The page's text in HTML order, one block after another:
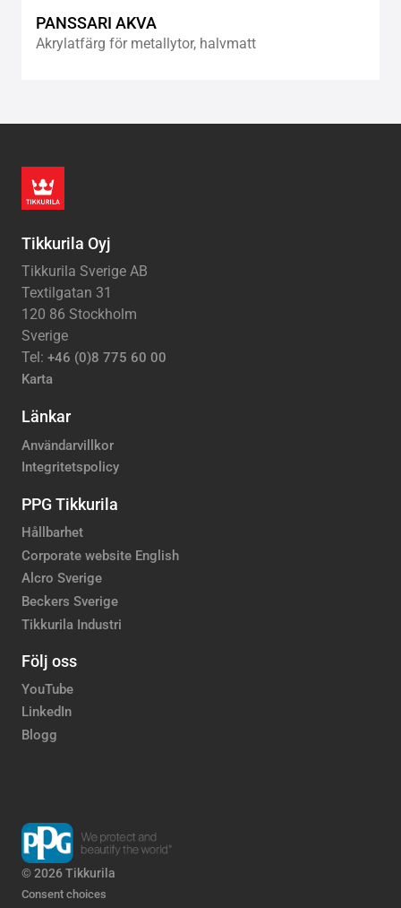
PANSSARI AKVA
Akrylatfärg för metallytor, halvmatt
Tikkurila Oyj
Tikkurila Sverige AB
Textilgatan 31
120 86 Stockholm
Sverige
Tel: +46 (0)8 775 60 00
Karta
Länkar
Användarvillkor
Integritetspolicy
PPG Tikkurila
Hållbarhet
Corporate website English
Alcro Sverige
Beckers Sverige
Tikkurila Industri
Följ oss
YouTube
LinkedIn
Blogg
© 2026 Tikkurila
Consent choices